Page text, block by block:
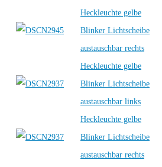
Heckleuchte gelbe
Blinker Lichtscheibe
austauschbar rechts
Heckleuchte gelbe
Blinker Lichtscheibe
austauschbar links
Heckleuchte gelbe
Blinker Lichtscheibe
austauschbar rechts